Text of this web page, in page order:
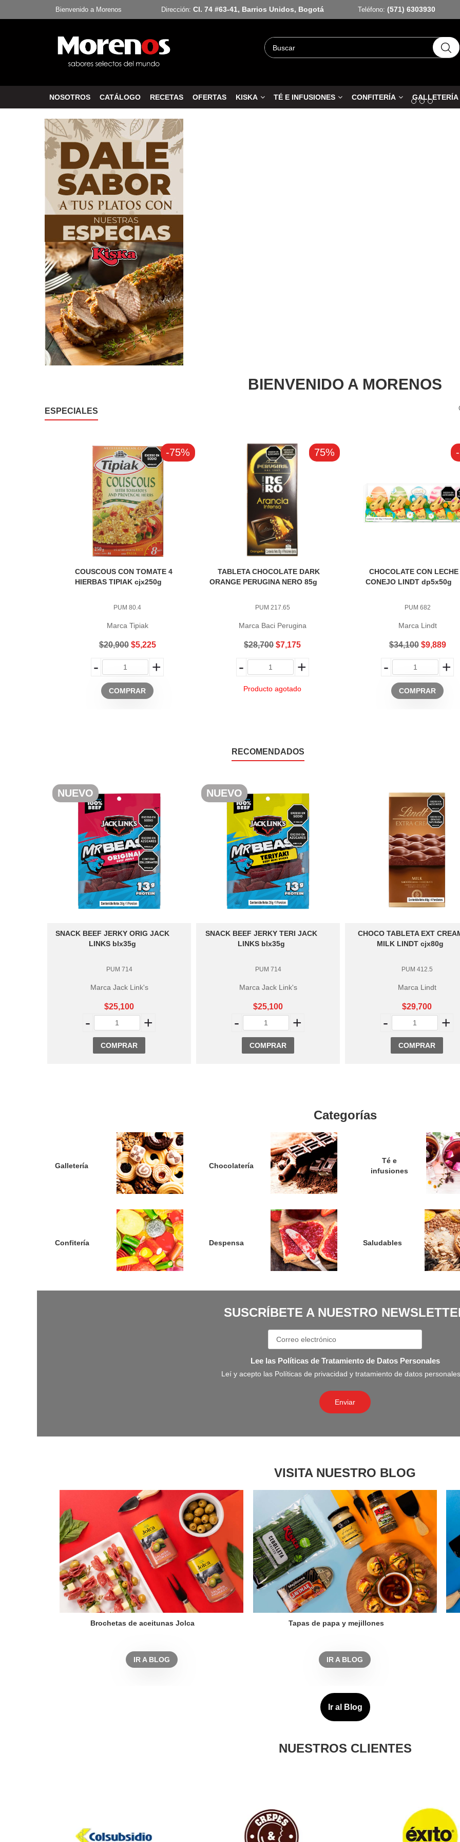
Bienvenido a Morenos Dirección: Cl. 74 #63-41, Barrios Unidos, Bogotá Teléfono: (571) 6303930
NOSOTROS CATÁLOGO RECETAS OFERTAS KISKA TÉ E INFUSIONES CONFITERÍA GALLETERÍA
BIENVENIDO A MORENOS
ESPECIALES
-75%
COUSCOUS CON TOMATE 4
HIERBAS TIPIAK cjx250g
PUM 80.4
Marca Tipiak
$20,900 $5,225
- +
COMPRAR
75%
TABLETA CHOCOLATE DARK
ORANGE PERUGINA NERO 85g
PUM 217.65
Marca Baci Perugina
$28,700 $7,175
- +
Producto agotado
CHOCOLATE CON LECHE
CONEJO LINDT dp5x50g
PUM 682
Marca Lindt
$34,100 $9,889
- +
COMPRAR
RECOMENDADOS
NUEVO
SNACK BEEF JERKY ORIG JACK
LINKS blx35g
PUM 714
Marca Jack Link's
$25,100
- +
COMPRAR
NUEVO
SNACK BEEF JERKY TERI JACK
LINKS blx35g
PUM 714
Marca Jack Link's
$25,100
- +
COMPRAR
CHOCO TABLETA EXT
MILK LINDT cjx80g
PUM 412.5
Marca Lindt
$29,700
- +
COMPRAR
Categorías
Galletería
Confitería
Chocolatería
Despensa
Té e
infusiones
Saludables
SUSCRÍBETE A NUESTRO
Lee las Políticas de Tratamiento de Datos Personales
Leí y acepto las Políticas de privacidad y tratamiento de datos personales
VISITA NUESTRO BLOG
Brochetas de aceitunas Jolca
IR A BLOG
Tapas de papa y mejillones
IR A BLOG
NUESTROS CLIENTES